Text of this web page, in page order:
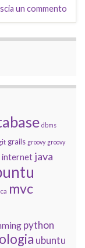
un commento
dbms
grails groovy groovy
internet java
mvc
python
ubuntu